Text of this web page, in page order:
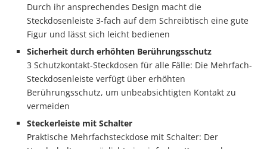
Durch ihr ansprechendes Design macht die
Steckdosenleiste 3-fach auf dem Schreibtisch eine gute
Figur und lässt sich leicht bedienen
Sicherheit durch erhöhten Berührungsschutz
3 Schutzkontakt-Steckdosen für alle Fälle: Die Mehrfach-
Steckdosenleiste verfügt über erhöhten
Berührungsschutz, um unbeabsichtigten Kontakt zu
vermeiden
Steckerleiste mit Schalter
Praktische Mehrfachsteckdose mit Schalter: Der